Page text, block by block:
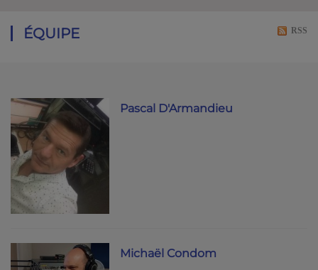
ÉQUIPE RSS
Pascal D'Armandieu
Michaël Condom